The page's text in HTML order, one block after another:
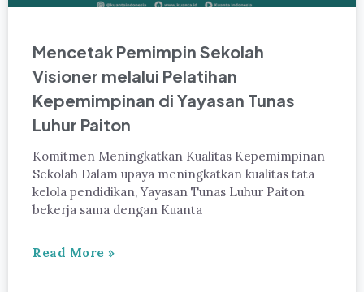
Mencetak Pemimpin Sekolah
Visioner melalui Pelatihan
Kepemimpinan di Yayasan Tunas
Luhur Paiton
Komitmen Meningkatkan Kualitas Kepemimpinan
Sekolah Dalam upaya meningkatkan kualitas tata
kelola pendidikan, Yayasan Tunas Luhur Paiton
bekerja sama dengan Kuanta
Read More »